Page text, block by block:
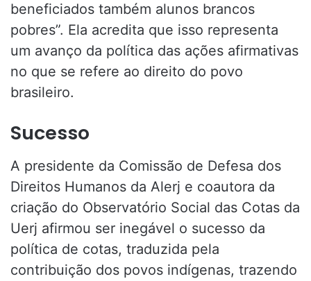
beneficiados também alunos brancos
pobres”. Ela acredita que isso representa
um avanço da política das ações afirmativas
no que se refere ao direito do povo
brasileiro.
Sucesso
A presidente da Comissão de Defesa dos
Direitos Humanos da Alerj e coautora da
criação do Observatório Social das Cotas da
Uerj afirmou ser inegável o sucesso da
política de cotas, traduzida pela
contribuição dos povos indígenas, trazendo